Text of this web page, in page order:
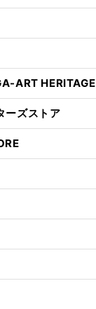
ART HERITAGE
ーズストア